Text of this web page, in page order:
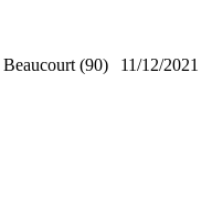
Beaucourt (90) 11/12/2021